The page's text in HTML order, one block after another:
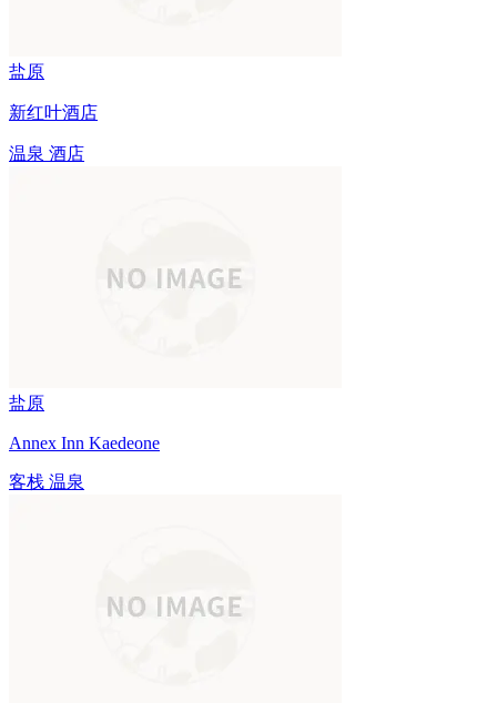
盐原
新红叶酒店
温泉 酒店
盐原
Annex Inn Kaedeone
客栈 温泉